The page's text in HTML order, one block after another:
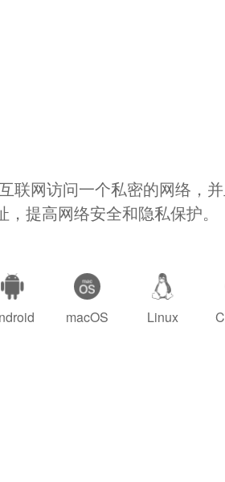
联网访问一个私密的网络，
提高网络安全和隐私保护。
macOS Linux